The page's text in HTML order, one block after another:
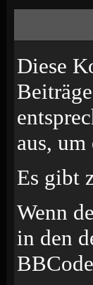
Diese
aus,
Es gibt
Wenn
in den